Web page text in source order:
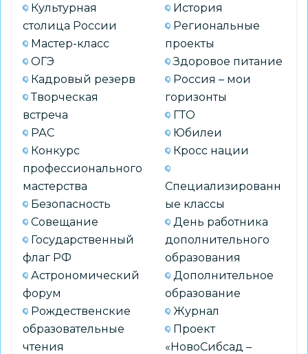
Культурная
столица России
Мастер-класс
ОГЭ
Кадровый резерв
Творческая
встреча
РАС
Конкурс
профессионального
мастерства
Безопасность
Совещание
Государственный
флаг РФ
Астрономический
форум
Рождественские
образовательные
чтения
История
Региональные
проекты
Здоровое питание
Россия – мои
горизонты
ГТО
Юбилеи
Кросс нации
Специализированн
ые классы
День работника
дополнительного
образования
Дополнительное
образование
Журнал
Проект
«НовоСибсад –